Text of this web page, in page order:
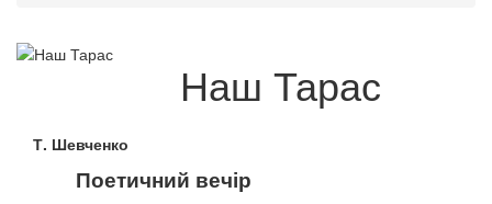
Наш Тарас
Т. Шевченко
Поетичний вечір